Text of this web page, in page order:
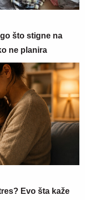
što stigne na
ne planira
Evo šta kaže